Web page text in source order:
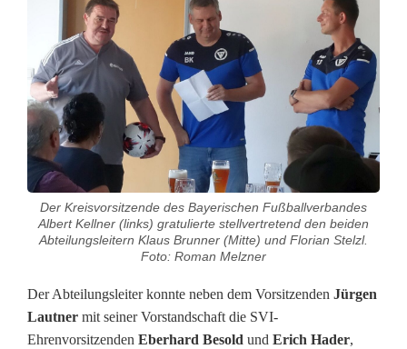
s
t
i
e
g
i
t
Der Kreisvorsitzende des Bayerischen Fußballverbandes
Albert Kellner (links) gratulierte stellvertretend den beiden
Abteilungsleitern Klaus Brunner (Mitte) und Florian Stelzl.
Foto: Roman Melzner
Der Abteilungsleiter konnte neben dem Vorsitzenden Jürgen
Lautner mit seiner Vorstandschaft die SVI-
Ehrenvorsitzenden Eberhard Besold und Erich Hader,